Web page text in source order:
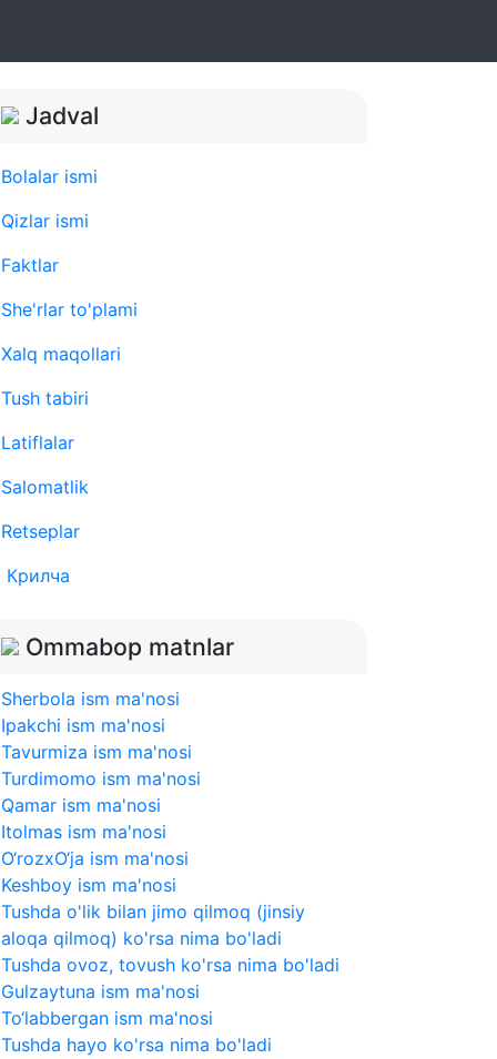
Jadval
Bolalar ismi
Qizlar ismi
Faktlar
She'rlar to'plami
Xalq maqollari
Tush tabiri
Latiflalar
Salomatlik
Retseplar
Крилча
Ommabop matnlar
Sherbola ism ma'nosi
Ipakchi ism ma'nosi
Tavurmiza ism ma'nosi
Turdimomo ism ma'nosi
Qamar ism ma'nosi
Itolmas ism ma'nosi
O‘rozxO‘ja ism ma'nosi
Keshboy ism ma'nosi
Tushda o'lik bilan jimo qilmoq (jinsiy
aloqa qilmoq) ko'rsa nima bo'ladi
Tushda ovoz, tovush ko'rsa nima bo'ladi
Gulzaytuna ism ma'nosi
To‘labbergan ism ma'nosi
Tushda hayo ko'rsa nima bo'ladi